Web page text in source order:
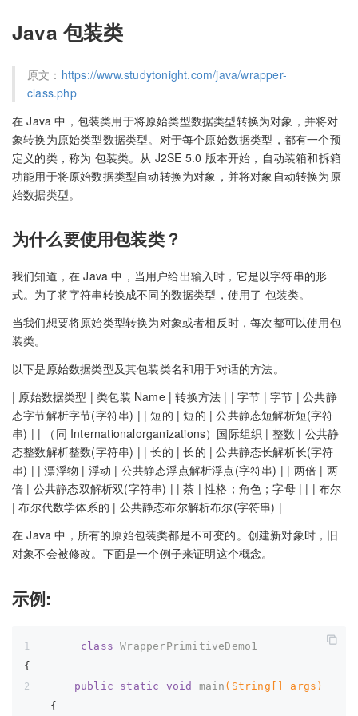
Java 包装类
原文： https://www.studytonight.com/java/wrapper-
class.php
在 Java 中，包装类用于将原始类型数据类型转换为对象，并将对
象转换为原始类型数据类型。对于每个原始数据类型，都有一个预
定义的类，称为 包装类。从 J2SE 5.0 版本开始，自动装箱和拆箱
功能用于将原始数据类型自动转换为对象，并将对象自动转换为原
始数据类型。
为什么要使用包装类？
我们知道，在 Java 中，当用户给出输入时，它是以字符串的形
式。为了将字符串转换成不同的数据类型，使用了 包装类。
当我们想要将原始类型转换为对象或者相反时，每次都可以使用包
装类。
以下是原始数据类型及其包装类名和用于对话的方法。
| 原始数据类型 | 类包装 Name | 转换方法 | | 字节 | 字节 | 公共静
态字节解析字节(字符串) | | 短的 | 短的 | 公共静态短解析短(字符
串) | | （同 Internationalorganizations）国际组织 | 整数 | 公共静
态整数解析整数(字符串) | | 长的 | 长的 | 公共静态长解析长(字符
串) | | 漂浮物 | 浮动 | 公共静态浮点解析浮点(字符串) | | 两倍 | 两
倍 | 公共静态双解析双(字符串) | | 茶 | 性格；角色；字母 | | | 布尔
| 布尔代数学体系的 | 公共静态布尔解析布尔(字符串) |
在 Java 中，所有的原始包装类都是不可变的。创建新对象时，旧
对象不会被修改。下面是一个例子来证明这个概念。
示例:
class
WrapperPrimitiveDemo1
{
public
static void main (String[] args)
{